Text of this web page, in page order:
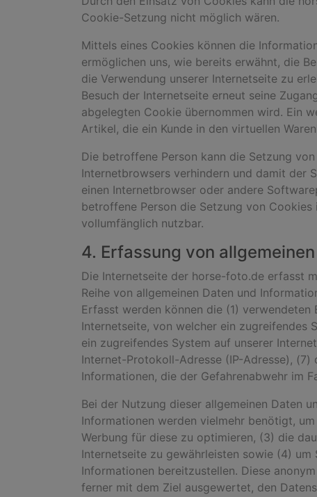
Cookie-Setzung nicht möglich wären.
Mittels eines Cookies können die
ermöglichen uns, wie bereits erwähnt, die
die Verwendung unserer Internetseite zu
Besuch der Internetseite erneut seine
abgelegten Cookie übernommen wird. Ein
Artikel, die ein Kunde in den virtuellen
Die betroffene Person kann die Setzung
Internetbrowsers verhindern und damit der
einen Internetbrowser oder andere
betroffene Person die Setzung von
vollumfänglich nutzbar.
4. Erfassung von
Die Internetseite der horse-foto.de erfasst
Reihe von allgemeinen Daten und
Erfasst werden können die (1)
Internetseite, von welcher ein zugreifendes
ein zugreifendes System auf unserer
Internet-Protokoll-Adresse (IP-Adresse),
Informationen, die der Gefahrenabwehr im
Bei der Nutzung dieser allgemeinen Daten
Informationen werden vielmehr benötigt,
Werbung für diese zu optimieren, (3) die
Internetseite zu gewährleisten sowie (4)
Informationen bereitzustellen. Diese
ferner mit dem Ziel ausgewertet, den